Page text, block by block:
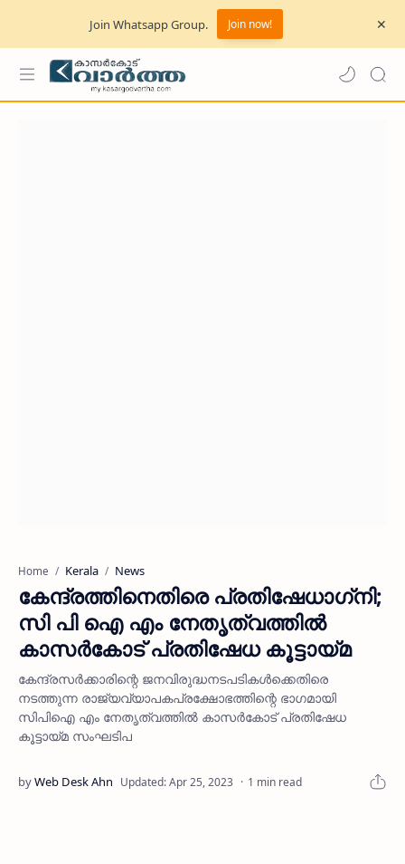
Join Whatsapp Group. Join now!
Home Kerala News
കേന്ദ്രത്തിനെതിരെ പ്രതിഷേധാഗ്‌നി;
സി പി ഐ എം നേതൃത്വത്തിൽ
കാസർകോട്‌ പ്രതിഷേധ കൂട്ടായ്‌മ
കേന്ദ്രസർക്കാരിന്റെ ജനവിരുദ്ധനടപടികൾക്കെതിരെ
നടത്തുന്ന രാജ്യവ്യാപകപ്രക്ഷോഭത്തിന്റെ ഭാഗമായി
സിപിഐ എം നേതൃത്വത്തിൽ കാസർകോട്‌ പ്രതിഷേധ
കൂട്ടായ്‌മ സംഘടിപ
1 min read